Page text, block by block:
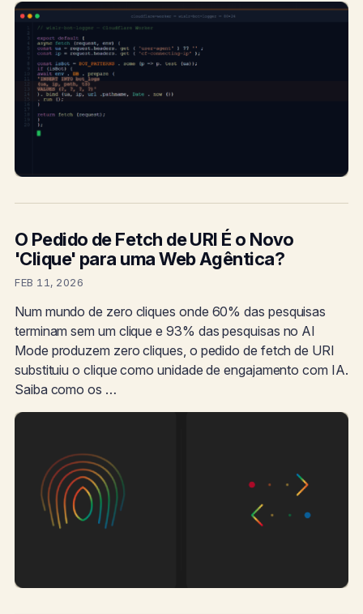
O Pedido de Fetch de URI É o Novo
'Clique' para uma Web Agêntica?
FEB 11, 2026
Num mundo de zero cliques onde 60% das pesquisas
terminam sem um clique e 93% das pesquisas no AI
Mode produzem zero cliques, o pedido de fetch de URI
substituiu o clique como unidade de engajamento com IA.
Saiba como os …